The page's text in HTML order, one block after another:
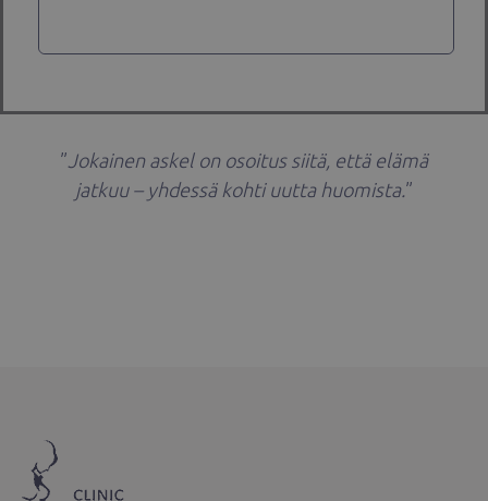
”Jokainen askel on osoitus siitä, että elämä
jatkuu – yhdessä kohti uutta huomista.”